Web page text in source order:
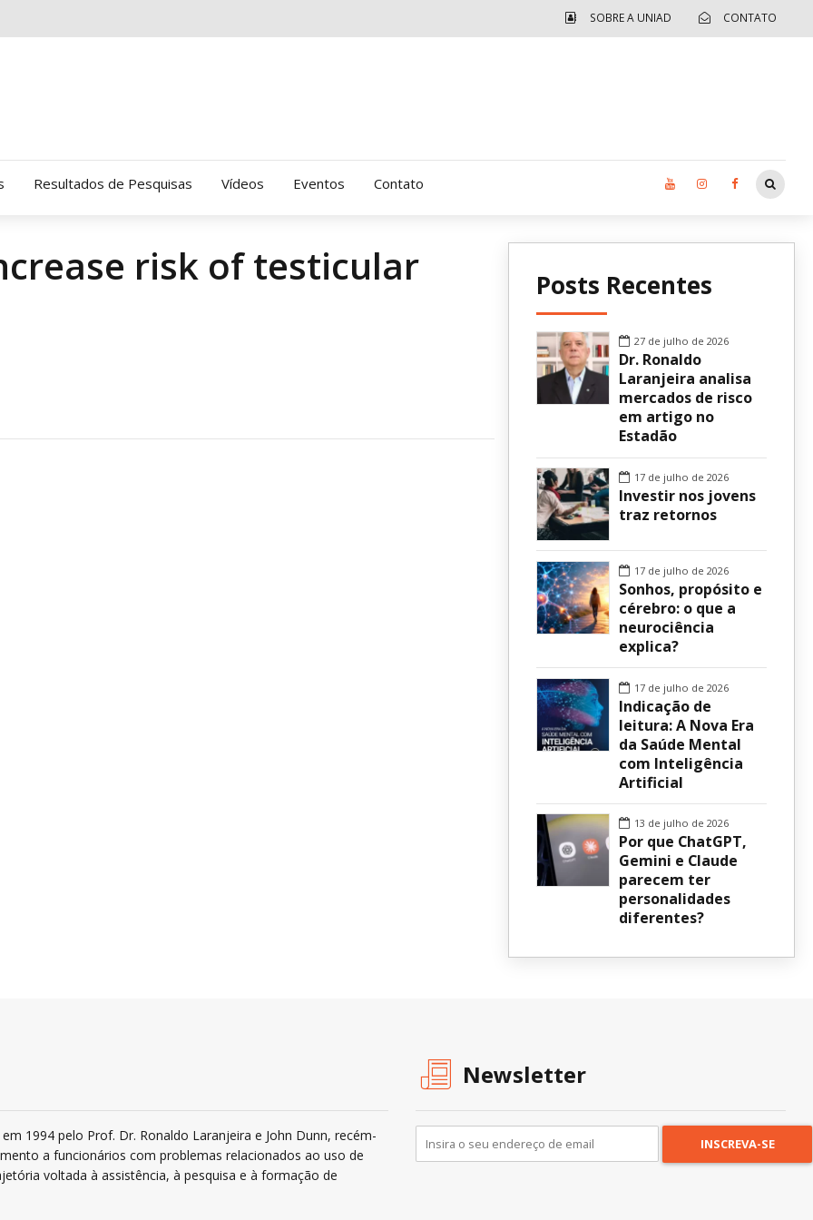
SOBRE A UNIAD CONTATO
Clinica Gressus (Alamedas)
AME – Psiquiatria Dra Jandira Masur
Independência Jovem – FOLIA
Revista UNIAD
Resultados de Pesquisas Vídeos Eventos Contato
risk of testicular
Posts Recentes
27 de julho de 2026
Dr. Ronaldo
Laranjeira analisa
mercados de risco
em artigo no
Estadão
17 de julho de 2026
Investir nos jovens
traz retornos
17 de julho de 2026
Sonhos, propósito e
cérebro: o que a
neurociência
explica?
17 de julho de 2026
Indicação de
leitura: A Nova Era
da Saúde Mental
com Inteligência
Artificial
13 de julho de 2026
Por que ChatGPT,
Gemini e Claude
parecem ter
personalidades
diferentes?
1994 pelo Prof. Dr. Ronaldo Laranjeira e John Dunn, recém-
a funcionários com problemas relacionados ao uso de
voltada à assistência, à pesquisa e à formação de
Newsletter